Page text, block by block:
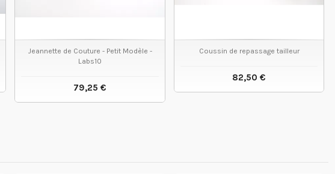
Jeannette de Couture - Petit Modèle -
Labs10
79,25 €
VOIR LE PRODUIT
Coussin de repassage tailleur
82,50 €
VOIR LE PRODUIT